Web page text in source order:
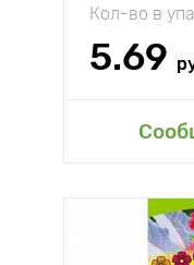
Кол-во в
5.69